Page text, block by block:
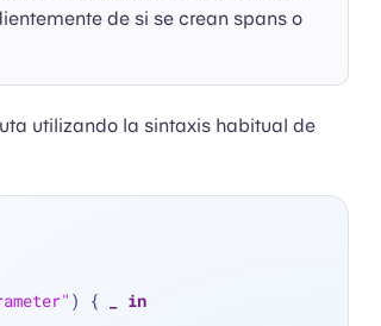
de si se crean spans o
utilizando la sintaxis habitual de
) {
in